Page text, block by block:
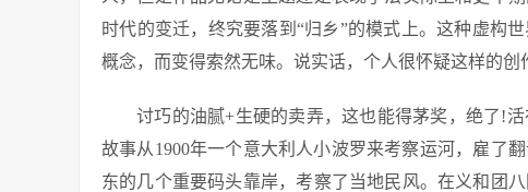
时代的变迁，终究要落到“归乡”的模式上。这种虚构
概念，而变得索然无味。说实话，个人很怀疑这样的
讨巧的油腻+生硬的卖弄，这也能得茅奖，绝了!
故事从1900年一个意大利人小波罗来考察运河，雇了
东的几个重要码头靠岸，考察了当地民风。在义和团